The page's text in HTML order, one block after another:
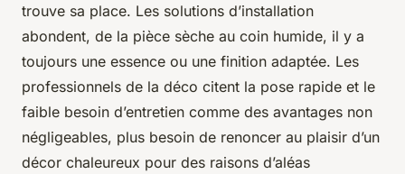
trouve sa place. Les solutions d’installation
abondent, de la pièce sèche au coin humide, il y a
toujours une essence ou une finition adaptée. Les
professionnels de la déco citent la pose rapide et le
faible besoin d’entretien comme des avantages non
négligeables, plus besoin de renoncer au plaisir d’un
décor chaleureux pour des raisons d’aléas